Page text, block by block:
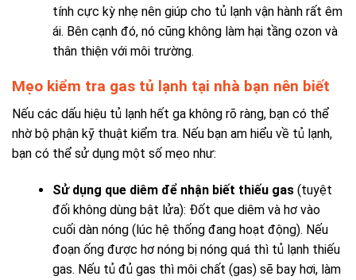
tính cực kỳ nhẹ nên giúp cho tủ lạnh vận hành rất êm
ái. Bên cạnh đó, nó cũng không làm hại tầng ozon và
thân thiện với môi trường.
Mẹo kiểm tra gas tủ lạnh tại nhà bạn nên biết
Nếu các dấu hiệu tủ lạnh hết ga không rõ ràng, bạn có thể
nhờ bộ phận kỹ thuật kiểm tra. Nếu bạn am hiểu về tủ lạnh,
bạn có thể sử dụng một số mẹo như:
Sử dụng que diêm để nhận biết thiếu gas(tuyệt
đối không dùng bật lửa): Đốt que diêm và hơ vào
cuối dàn nóng (lúc hệ thống đang hoạt động). Nếu
đoạn ống được hơ nóng bị nóng quá thì tủ lạnh thiếu
gas. Nếu tủ đủ gas thì môi chất (gas) sẽ bay hơi, làm